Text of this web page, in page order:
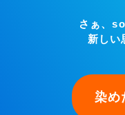
さぁ、
新しい
染め